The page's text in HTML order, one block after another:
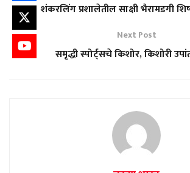
शंकरलिंग प्रशालेतील साक्षी भैरामडगी
Next Post
समृद्धी स्पोर्ट्सचे किशोर, किशोरी